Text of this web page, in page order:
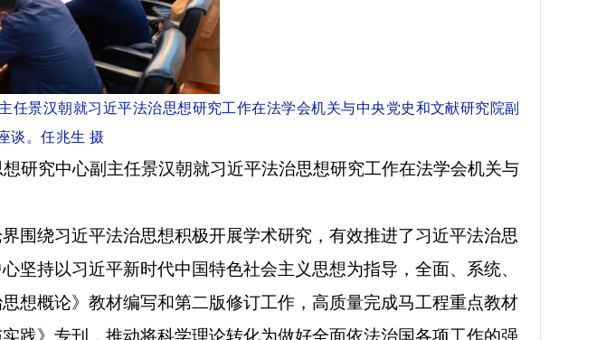
景汉朝就习近平法治思想研究工作在法学会机关与中央党史和文献研究院副
谈 。任兆生 摄
研究中心副主任景汉朝就习近平法治思想研究工作在法学会机关与
围绕习近平法治思想积极开展学术研究，有效推进了习近平法治思
持以习近平新时代中国特色社会主义思想为指导，全面、系统、
想概论》教材编写和第二版修订工作，高质量完成马工程重点教材
践》专刊，推动将科学理论转化为做好全面依法治国各项工作的强